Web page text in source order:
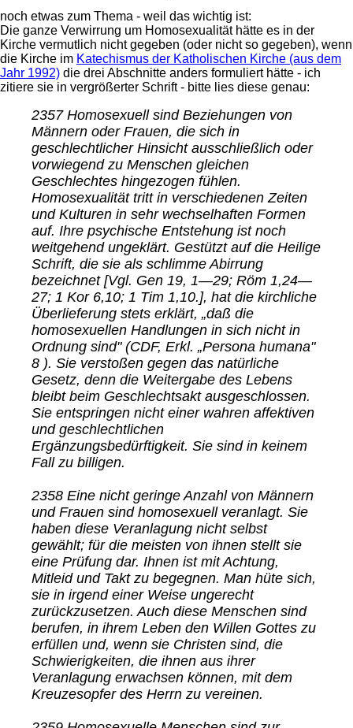
noch etwas zum Thema - weil das wichtig ist:
Die ganze Verwirrung um Homosexualität hätte es in der
Kirche vermutlich nicht gegeben (oder nicht so gegeben), wenn
die Kirche im Katechismus der Katholischen Kirche (aus dem
Jahr 1992) die drei Abschnitte anders formuliert hätte - ich
zitiere sie in vergrößerter Schrift - bitte lies diese genau:
2357 Homosexuell sind Beziehungen von
Männern oder Frauen, die sich in
geschlechtlicher Hinsicht ausschließlich oder
vorwiegend zu Menschen gleichen
Geschlechtes hingezogen fühlen.
Homosexualität tritt in verschiedenen Zeiten
und Kulturen in sehr wechselhaften Formen
auf. Ihre psychische Entstehung ist noch
weitgehend ungeklärt. Gestützt auf die Heilige
Schrift, die sie als schlimme Abirrung
bezeichnet [Vgl. Gen 19, 1—29; Röm 1,24—
27; 1 Kor 6,10; 1 Tim 1,10.], hat die kirchliche
Überlieferung stets erklärt, „daß die
homosexuellen Handlungen in sich nicht in
Ordnung sind" (CDF, Erkl. „Persona humana"
8 ). Sie verstoßen gegen das natürliche
Gesetz, denn die Weitergabe des Lebens
bleibt beim Geschlechtsakt ausgeschlossen.
Sie entspringen nicht einer wahren affektiven
und geschlechtlichen
Ergänzungsbedürftigkeit. Sie sind in keinem
Fall zu billigen.
2358 Eine nicht geringe Anzahl von Männern
und Frauen sind homosexuell veranlagt. Sie
haben diese Veranlagung nicht selbst
gewählt; für die meisten von ihnen stellt sie
eine Prüfung dar. Ihnen ist mit Achtung,
Mitleid und Takt zu begegnen. Man hüte sich,
sie in irgend einer Weise ungerecht
zurückzusetzen. Auch diese Menschen sind
berufen, in ihrem Leben den Willen Gottes zu
erfüllen und, wenn sie Christen sind, die
Schwierigkeiten, die ihnen aus ihrer
Veranlagung erwachsen können, mit dem
Kreuzesopfer des Herrn zu vereinen.